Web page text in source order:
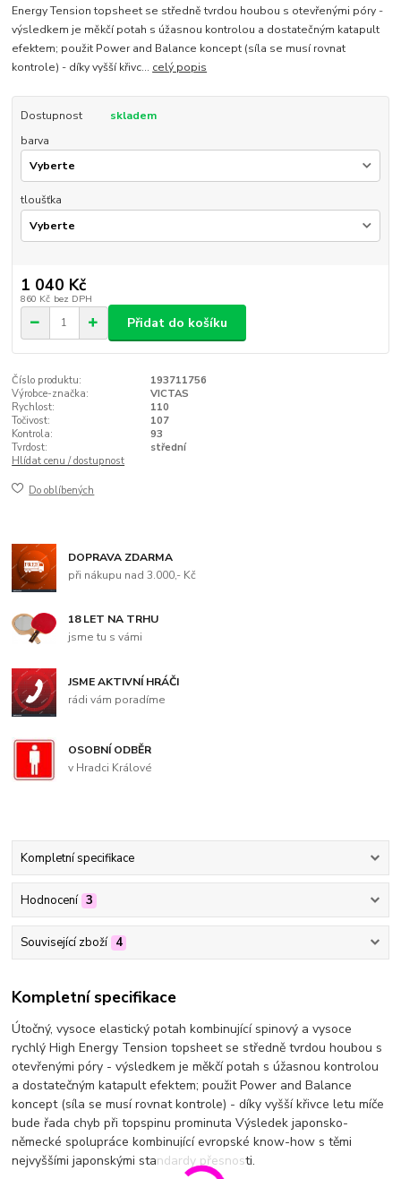
Energy Tension topsheet se středně tvrdou houbou s otevřenými póry -
výsledkem je měkčí potah s úžasnou kontrolou a dostatečným katapult
efektem; použit Power and Balance koncept (síla se musí rovnat
kontrole) - díky vyšší křivc... celý popis
Dostupnost
skladem
barva
tloušťka
1 040 Kč
860 Kč bez DPH
Přidat do košíku
Číslo produktu:
193711756
Výrobce-značka:
VICTAS
Rychlost:
110
Točivost:
107
Kontrola:
93
Tvrdost:
střední
Hlídat cenu / dostupnost
Do oblíbených
DOPRAVA ZDARMA
při nákupu nad 3.000,- Kč
18 LET NA TRHU
jsme tu s vámi
JSME AKTIVNÍ HRÁČI
rádi vám poradíme
OSOBNÍ ODBĚR
v Hradci Králové
Kompletní specifikace
Hodnocení 3
Související zboží 4
Kompletní specifikace
Útočný, vysoce elastický potah kombinující spinový a vysoce
rychlý High Energy Tension topsheet se středně tvrdou houbou s
otevřenými póry - výsledkem je měkčí potah s úžasnou kontrolou
a dostatečným katapult efektem; použit Power and Balance
koncept (síla se musí rovnat kontrole) - díky vyšší křivce letu míče
bude řada chyb při topspinu prominuta Výsledek japonsko-
německé spolupráce kombinující evropské know-how s těmi
nejvyššími japonskými standardy přesnosti.